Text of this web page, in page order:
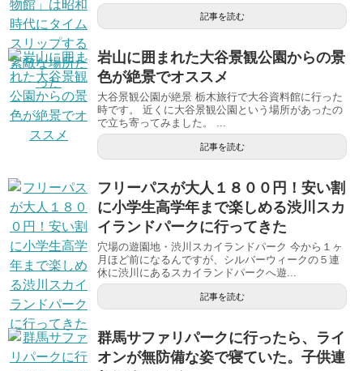
記事を読む
岩山に囲まれた大谷景観公園からの景
色が絶景でオススメ
大谷景観公園が絶景 栃木旅行で大谷資料館に行った
時です。 近くに大谷景観公園という場所があったの
で立ち寄ってみました。 ...
記事を読む
フリーパスが大人１８００円！安い割
に小学生高学年まで楽しめる渋川スカ
イランドパークに行ってきた
穴場の遊園地・渋川スカイランドパーク 今から１ヶ
月ほど前になるんですが、シルバーウィークの５連
休に渋川にあるスカイランドパークへ遊...
記事を読む
群馬サファリパークに行ったら、ライ
オンが無防備な姿で寝ていた。子供連